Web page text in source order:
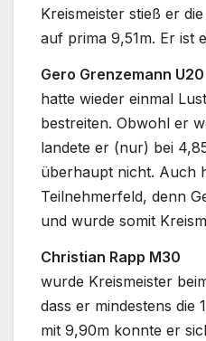
Kreismeister stieß er
auf prima 9,51m. Er ist
Gero Grenzemann U20
hatte wieder einmal
bestreiten. Obwohl er
landete er (nur) bei
überhaupt nicht. Auch
Teilnehmerfeld, denn
und wurde somit
Christian Rapp M30
wurde Kreismeister
dass er mindestens die
mit 9,90m konnte er